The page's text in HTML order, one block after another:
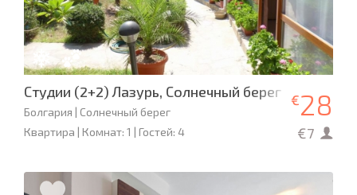
Студии (2+2) Лазурь, Солнечный берег
Болгария | Солнечный берег
Квартира | Комнат: 1 | Гостей: 4
€28
€7